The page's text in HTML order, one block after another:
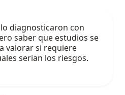
diagnosticaron con
saber que estudios se
valorar si requiere
serian los riesgos.